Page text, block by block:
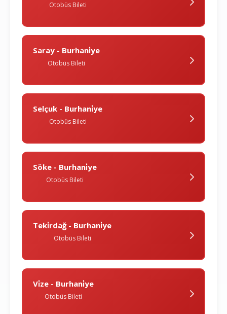
Otobüs Bileti
Saray - Burhani̇ye
Otobüs Bileti
Selçuk - Burhani̇ye
Otobüs Bileti
Söke - Burhani̇ye
Otobüs Bileti
Teki̇rdağ - Burhani̇ye
Otobüs Bileti
Vi̇ze - Burhani̇ye
Otobüs Bileti